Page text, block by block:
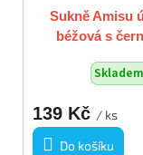
Sukně Amisu
béžová s
Skladem
139 Kč / ks
Do košíku